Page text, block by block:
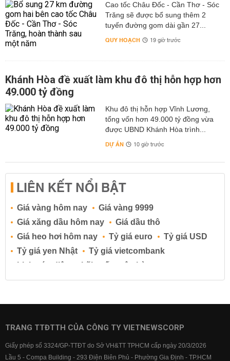
Cao tốc Châu Đốc - Cần Thơ - Sóc
Trăng sẽ được bổ sung thêm 2
tuyến đường gom dài gần 27...
QUY HOẠCH 19 giờ trước
Khánh Hòa đề xuất làm khu đô thị hỗn hợp hơn
49.000 tỷ đồng
Khu đô thị hỗn hợp Vĩnh Lương,
tổng vốn hơn 49.000 tỷ đồng vừa
được UBND Khánh Hòa trình...
DỰ ÁN 10 giờ trước
LIÊN KẾT NỔI BẬT
Giá vàng hôm nay
Giá vàng 9999
Giá xăng dầu hôm nay
Giá dầu thô
Giá heo hơi hôm nay
Tỷ giá euro
Tỷ giá USD
Tỷ giá yen Nhật
Tỷ giá vietcombank
Lịch cúp điện
Lãi suất ngân hàng
Lãi suất tiết kiệm
Lãi suất tiền gửi
Lãi suất ngân hàng BIDV
Lãi suất ngân hàng Vietcombank
TRANG TTĐTTH CỦA CÔNG TY VIETNEWSCORP
Giấy phép số 3324/GP-TTĐT do Sở VH&TT TPHCM cấp ngày 20/3/2026
Lầu 5 - Compa Building - 293 Điện Biên Phủ - Phường Gia Định - TP.HCM